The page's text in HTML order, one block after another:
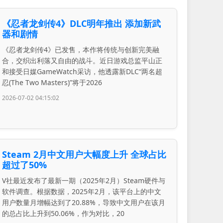
《忍者龙剑传4》DLC明年推出 添加新武
器和剧情
《忍者龙剑传4》已发售，本作将传统与创新完美融
合，交织出利落又自由的战斗。近日游戏总监平山正
和接受日媒GameWatch采访，他透露新DLC“两名超
忍(The Two Masters)”将于2026
2026-07-02 04:15:02
Steam 2月中文用户大幅度上升 全球占比
超过了50%
V社最近发布了最新一期（2025年2月）Steam硬件与
软件调查。根据数据，2025年2月，该平台上的中文
用户数量月增幅达到了20.88%，导致中文用户在该月
的总占比上升到50.06%，作为对比，20